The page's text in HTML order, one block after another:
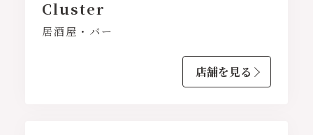
Cluster
居酒屋・バー
店舗を見る